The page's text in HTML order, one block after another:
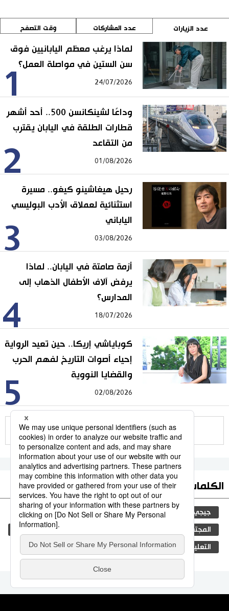
عدد الزيارات عدد المشاركات وقت التصفح
1
لماذا يرغب معظم اليابانيين فوق
سن الستين في مواصلة العمل؟
24/07/2026
2
وداعًا لشينكانسن 500.. أحد أشهر
قطارات الطلقة في اليابان يقترب
من التقاعد
01/08/2026
3
رحيل هيغاشينو كيغو.. مسيرة
استثنائية لعملاق الأدب البوليسي
الياباني
03/08/2026
4
أزمة صامتة في اليابان.. لماذا
يرفض آلاف الأطفال الذهاب إلى
المدارس؟
18/07/2026
5
كوباياشي إريكا.. حين تعيد الرواية
إحياء أصوات التاريخ لفهم الحرب
والقضايا النووية
02/08/2026
للمزيد
الكلمات الأكثر بحثا
جيجي برس اليابان ثقافة مجتمع
المجتمع الياباني سياسة اقتصاد
التعليم الياباني فن